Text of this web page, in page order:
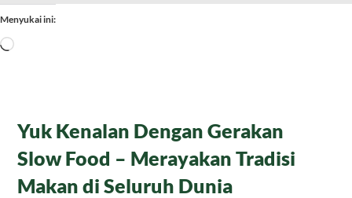
Home
Tentang Kami
Menyukai ini:
Memuat...
Yuk Kenalan Dengan Gerakan
Slow Food – Merayakan Tradisi
Makan di Seluruh Dunia